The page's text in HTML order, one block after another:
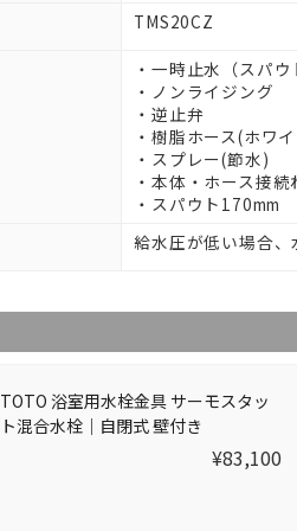
TMS20CZ
・一時止水（スパ
・ノンライジング
・逆止弁
・樹脂ホース(ホワ
・スプレー(節水)
・本体・ホース接
・スパウト170mm
給水圧が低い場合
TOTO 浴室用水栓金具 サーモスタッ
ト混合水栓｜自閉式 壁付き
¥83,100